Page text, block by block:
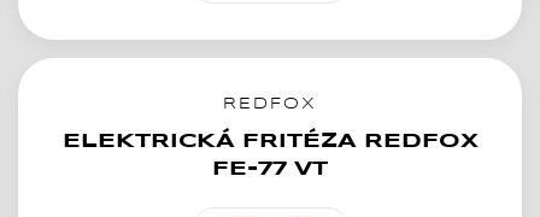
REDFOX
ELEKTRICKÁ FRITÉZA REDFOX
FE-77 VT